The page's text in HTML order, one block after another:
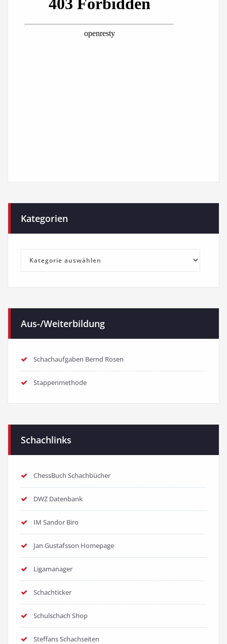
Kategorien
Kategorien
Aus-/Weiterbildung
Schachaufgaben Bernd Rosen
Stappenmethode
Schachlinks
ChessBuch Schachbücher
DWZ Datenbank
IM Sandor Biro
Jan Gustafsson Homepage
Ligamanager
Schachticker
Schulschach Shop
Steffans Schachseiten